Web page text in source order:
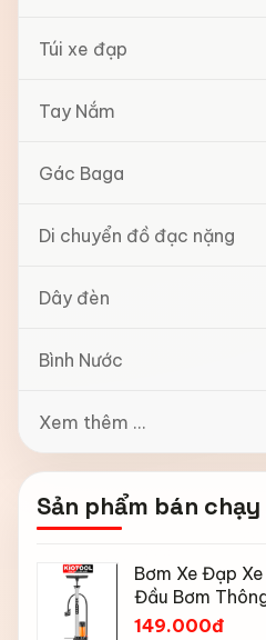
Túi xe đạp
Tay Nắm
Gác Baga
Di chuyển đồ đạc nặng
Dây đèn
Bình Nước
Xem thêm ...
Sản phẩm bán chạy
Bơm Xe Đạp
Đầu Bơm
Đồng Hồ 160 PSI
149.000đ